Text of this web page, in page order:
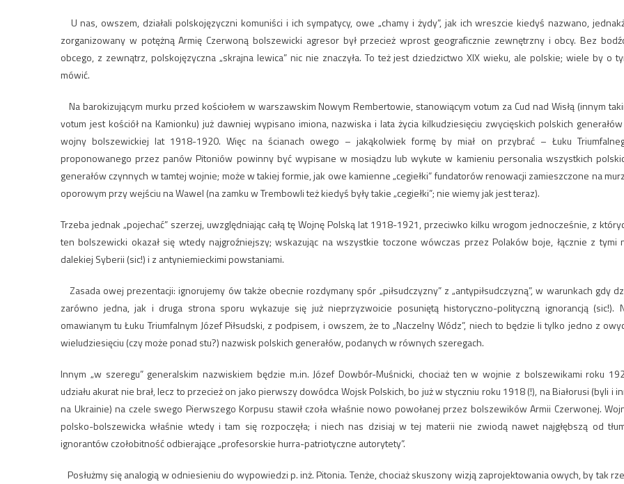
U nas, owszem, działali polskojęzyczni komuniści i ich sympatycy, owe „chamy i żydy”, jak ich wreszcie kiedyś nazwano,
zorganizowany w potężną Armię Czerwoną bolszewicki agresor był przecież wprost geograficznie zewnętrzny i obcy. Bez
obcego, z zewnątrz, polskojęzyczna „skrajna lewica” nic nie znaczyła. To też jest dziedzictwo XIX wieku, ale polskie; wiele by o
mówić.
Na barokizującym murku przed kościołem w warszawskim Nowym Rembertowie, stanowiącym votum za Cud nad Wisłą (innym
votum jest kościół na Kamionku) już dawniej wypisano imiona, nazwiska i lata życia kilkudziesięciu zwycięskich polskich
wojny bolszewickiej lat 1918-1920. Więc na ścianach owego – jakąkolwiek formę by miał on przybrać – Łuku
proponowanego przez panów Pitoniów powinny być wypisane w mosiądzu lub wykute w kamieniu personalia wszystkich
generałów czynnych w tamtej wojnie; może w takiej formie, jak owe kamienne „cegiełki” fundatorów renowacji zamieszczone na
oporowym przy wejściu na Wawel (na zamku w Trembowli też kiedyś były takie „cegiełki”; nie wiemy jak jest teraz).
Trzeba jednak „pojechać” szerzej, uwzględniając całą tę Wojnę Polską lat 1918-1921, przeciwko kilku wrogom jednocześnie, z
ten bolszewicki okazał się wtedy najgroźniejszy; wskazując na wszystkie toczone wówczas przez Polaków boje, łącznie z tymi
dalekiej Syberii (sic!) i z antyniemieckimi powstaniami.
Zasada owej prezentacji: ignorujemy ów także obecnie rozdymany spór „piłsudczyzny” z „antypiłsudczyzną”, w warunkach gdy
zarówno jedna, jak i druga strona sporu wykazuje się już nieprzyzwoicie posuniętą historyczno-polityczną ignorancją (sic!).
omawianym tu Łuku Triumfalnym Józef Piłsudski, z podpisem, i owszem, że to „Naczelny Wódz”, niech to będzie li tylko jedno z
wieludziesięciu (czy może ponad stu?) nazwisk polskich generałów, podanych w równych szeregach.
Innym „w szeregu” generalskim nazwiskiem będzie m.in. Józef Dowbór-Muśnicki, chociaż ten w wojnie z bolszewikami roku
udziału akurat nie brał, lecz to przecież on jako pierwszy dowódca Wojsk Polskich, bo już w styczniu roku 1918 (!), na Białorusi (byli i
na Ukrainie) na czele swego Pierwszego Korpusu stawił czoła właśnie nowo powołanej przez bolszewików Armii Czerwonej.
polsko-bolszewicka właśnie wtedy i tam się rozpoczęła; i niech nas dzisiaj w tej materii nie zwiodą nawet najgłębszą od
ignorantów czołobitność odbierające „profesorskie hurra-patriotyczne autorytety”.
Posłużmy się analogią w odniesieniu do wypowiedzi p. inż. Pitonia. Tenże, chociaż skuszony wizją zaprojektowania owych, by tak